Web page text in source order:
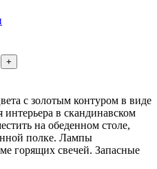
с золотым контуром в виде
интерьера в скандинавском
на обеденном столе,
полке. Лампы
горящих свечей. Запасные